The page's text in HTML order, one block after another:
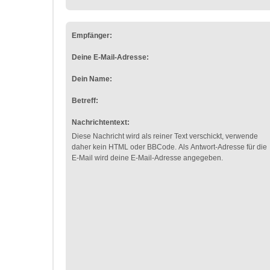
Empfänger:
Deine E-Mail-Adresse:
Dein Name:
Betreff:
Nachrichtentext:
Diese Nachricht wird als reiner Text verschickt, verwende
daher kein HTML oder BBCode. Als Antwort-Adresse für die
E-Mail wird deine E-Mail-Adresse angegeben.